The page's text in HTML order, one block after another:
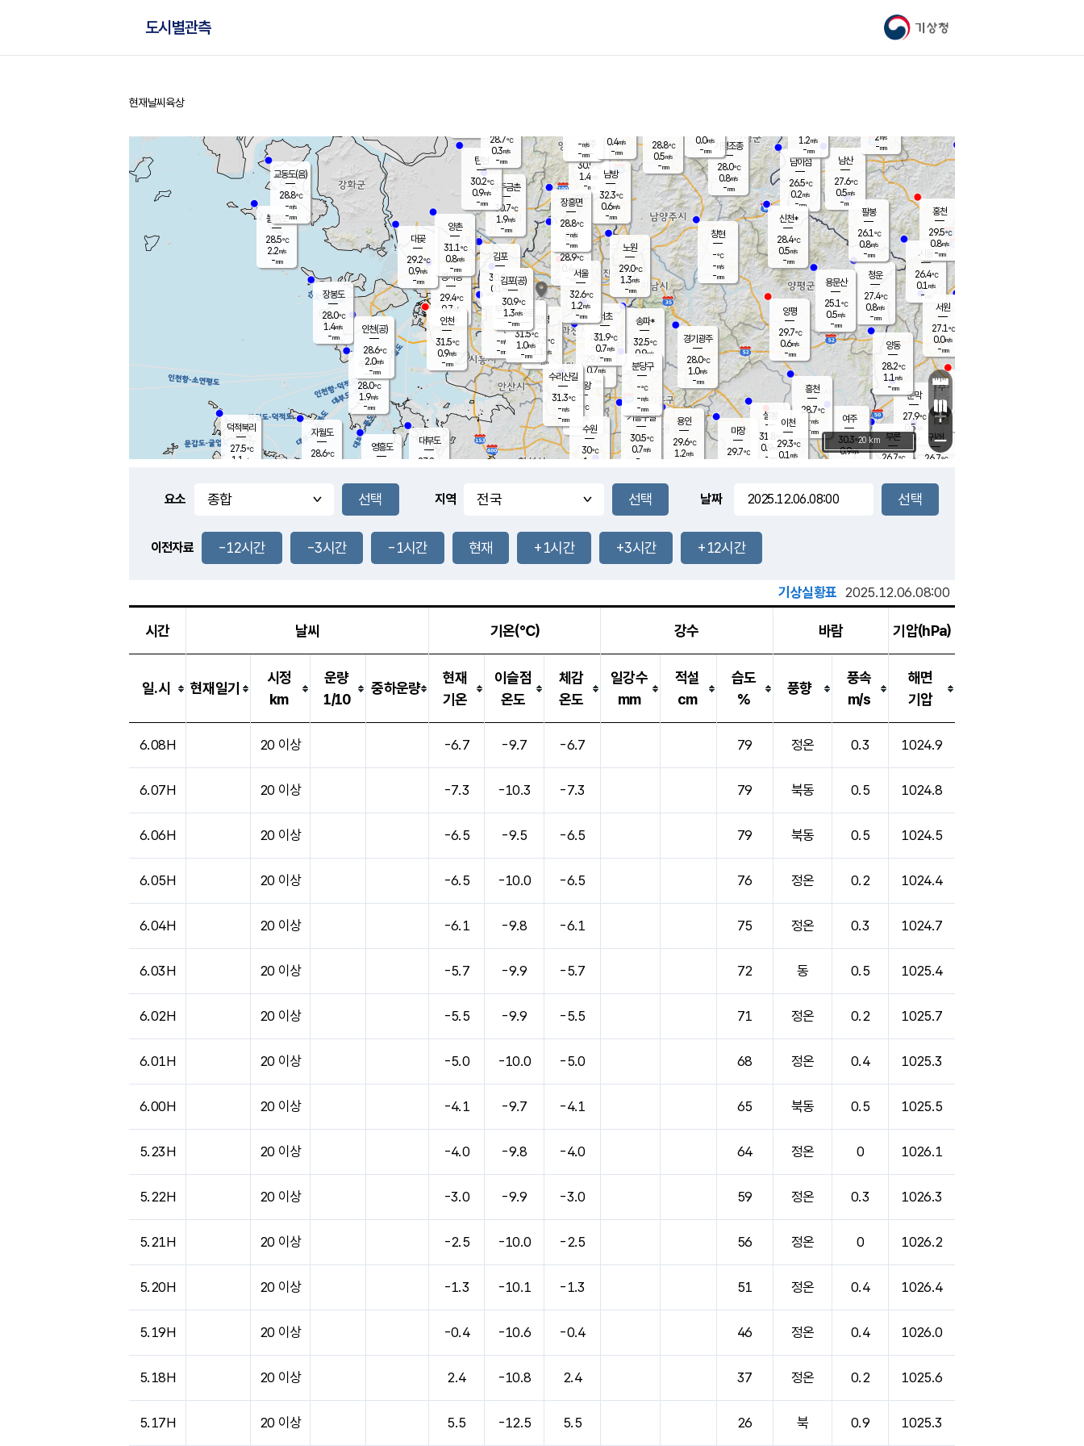
기상청
도시별관측
홈
현재날씨 육상
풍도
1.1m/s
문막
27.9℃
0.5m/s
mm
남이섬
26.5℃
0.2m/s
-mm
무의도
28.0℃
1.9m/s
-mm
영흥도
볼음도
28.5℃
2.2m/s
-mm
자월도
28.6℃
양주
30.9℃
1.4
-mm
부론
26.7℃
과천
29.6℃
0.7m/s
- mm
남산
27.6℃
0.5m/s
-mm
장봉도
28.0℃
1.4m/s
-mm
-mm
청운
27.4℃
0.8m/s
-mm
팔봉
26.1℃
0.8m/s
-mm
-mm
용인
29.6℃
1.2m/s
여주
30.3℃
0.9m/s
양동
28.2℃
1.1m/s
-mm
경기광주
28.0℃
1.0m/s
-mm
장호원
1.2m/s
-mm
27.8
℃
대부도
27.8
-
경서동
29.4℃
0.7 m/s
-mm
파주금촌
30.7℃
1.9m/s
-mm
가평조종
28.0℃
0.8m/s
-mm
28.8℃
0.5m/s
-mm
대곶
29.2℃
0.9m/s
-mm
신천*
28.4℃
0.5m/s
-mm
창현
-℃
-m/s
-mm
탄현
30.2℃
0.9m/s
-mm
0.0m/s
-mm
32.4℃
1.5m/s
-mm
흥천
28.7℃
-m/s
-mm
마장
29.7℃
의왕
- ℃
m/s
mm
김포
30.9℃
0.1 m/s
mm
설봉
31.8
0.9 m/s
- mm
광명
33.3 ℃
1.1 m/s
-mm
부천
-℃
-m/s
-mm
-mm
양촌
31.1℃
0.8m/s
-mm
구로
31.5℃
1.0m/s
-mm
은평
28.9℃
0.4 m/s
- mm
노원
29.0℃
1.3m/s
-mm
송파*
32.5℃
0.9m/s
-mm
서초
31.9℃
0.7m/s
-mm
남방
32.3℃
0.6m/s
-mm
기흥구갈
30.5℃
0.7m/s
-
수리산길
31.3℃
-m/s
-mm
분당구
-℃
-m/s
-mm
장흥면
28.8℃
-m/s
-mm
-m/s
-mm
시동
26.4℃
0.1 m/s
- mm
귀래
26.7℃
서원
27.1℃
0.0m/s
-mm
용문산
25.1℃
0.5m/s
-mm
덕적북리
27.5℃
1.1 m/s
인천(공)
28.6℃
2.0m/s
-mm
김포(공)
30.9℃
1.3m/s
-mm
교동도(음)
28.8℃
-m/s
-mm
홍천
29.5℃
0.8m/s
-mm
이천
29.3℃
0.1 m/s
양평
29.7℃
0.6m/s
-mm
수원
30℃
1 m/s
인천
31.5℃
0.9m/s
-mm
서울
32.6℃
1.2m/s
-mm
2m/s
-mm
28.7℃
0.3m/s
-mm
0.4m/s
-mm
+
−
20 km
요소 지역 날짜
이전자료 -12시간 -3시간 -1시간 현재 +1시간 +3시간 +12시간
기상실황표 2025.12.06.08:00
시간 날씨 기온(℃) 강수 바람 기압(hPa)
일.시 현재일기
시정
km
운량
1/10
중하운량
현재
기온
이슬점
온도
체감
온도
일강수
mm
적설
cm
습도
%
풍향
풍속
m/s
해면
기압
6.08H 20 이상 -6.7 -9.7 -6.7 79 정온 0.3 1024.9
6.07H 20 이상 -7.3 -10.3 -7.3 79 북동 0.5 1024.8
6.06H 20 이상 -6.5 -9.5 -6.5 79 북동 0.5 1024.5
6.05H 20 이상 -6.5 -10.0 -6.5 76 정온 0.2 1024.4
6.04H 20 이상 -6.1 -9.8 -6.1 75 정온 0.3 1024.7
6.03H 20 이상 -5.7 -9.9 -5.7 72 동 0.5 1025.4
6.02H 20 이상 -5.5 -9.9 -5.5 71 정온 0.2 1025.7
6.01H 20 이상 -5.0 -10.0 -5.0 68 정온 0.4 1025.3
6.00H 20 이상 -4.1 -9.7 -4.1 65 북동 0.5 1025.5
5.23H 20 이상 -4.0 -9.8 -4.0 64 정온 0 1026.1
5.22H 20 이상 -3.0 -9.9 -3.0 59 정온 0.3 1026.3
5.21H 20 이상 -2.5 -10.0 -2.5 56 정온 0 1026.2
5.20H 20 이상 -1.3 -10.1 -1.3 51 정온 0.4 1026.4
5.19H 20 이상 -0.4 -10.6 -0.4 46 정온 0.4 1026.0
5.18H 20 이상 2.4 -10.8 2.4 37 정온 0.2 1025.6
5.17H 20 이상 5.5 -12.5 5.5 26 북 0.9 1025.3